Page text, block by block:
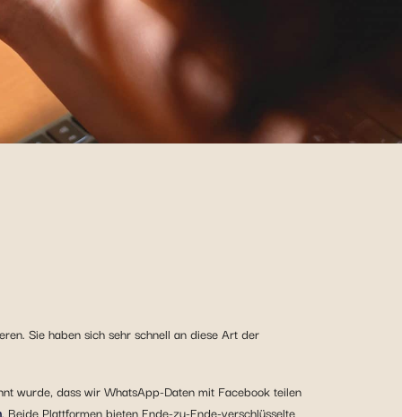
Sie haben sich sehr schnell an diese Art der
wurde, dass wir WhatsApp-Daten mit Facebook teilen
. Beide Plattformen bieten Ende-zu-Ende-verschlüsselte